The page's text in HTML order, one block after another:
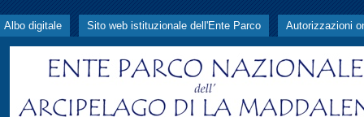
Albo digitale Sito web istituzionale dell'Ente Parco Autorizzazioni